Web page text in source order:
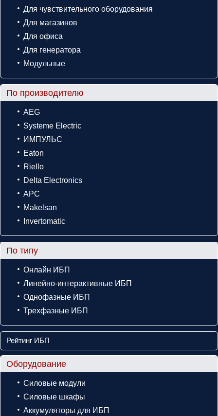
Для чувствительного оборудования
Для магазинов
Для офиса
Для генератора
Модульные
По производителю
AEG
Systeme Electric
ИМПУЛЬС
Eaton
Riello
Delta Electronics
APC
Makelsan
Invertomatic
По типу
Онлайн ИБП
Линейно-интерактивные ИБП
Однофазные ИБП
Трехфазные ИБП
Рейтинг ИБП
Оборудование
Силовые модули
Силовые шкафы
Аккумуляторы для ИБП